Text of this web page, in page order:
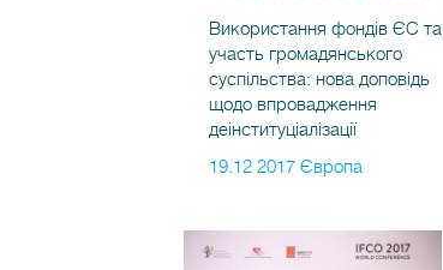
Використання фондів ЄС та
участь громадянського
суспільства: нова доповідь
щодо впровадження
деінституціалізації
19.12 2017 Європа